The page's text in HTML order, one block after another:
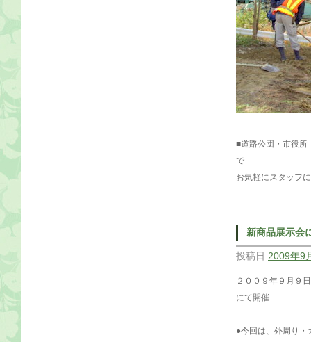
■道路公団・市役所
で
お気軽にスタッフ
新商品展示会
投稿日 2009年9
２００９年９月
にて開催
●今回は、外周り・